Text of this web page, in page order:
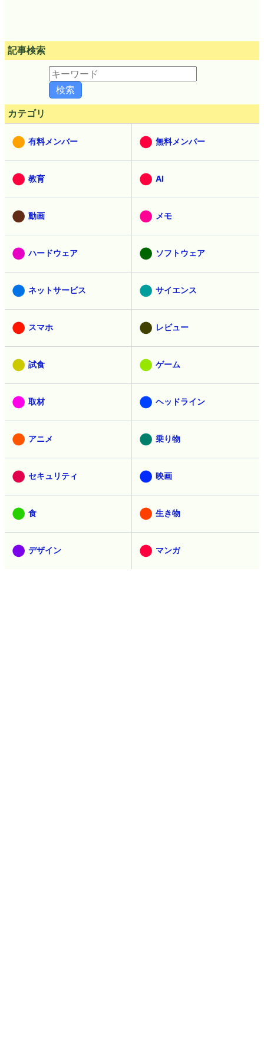
記事検索
カテゴリ
有料メンバー 無料メンバー
教育 AI
動画 メモ
ハードウェア ソフトウェア
ネットサービス サイエンス
スマホ レビュー
試食 ゲーム
取材 ヘッドライン
アニメ 乗り物
セキュリティ 映画
食 生き物
デザイン マンガ